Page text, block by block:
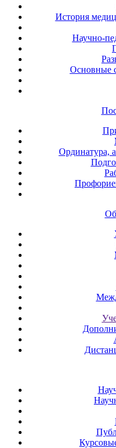
История
Научно-
Основные
Ординатура,